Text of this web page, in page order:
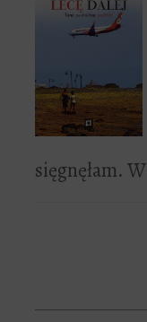
sięgnęłam. W